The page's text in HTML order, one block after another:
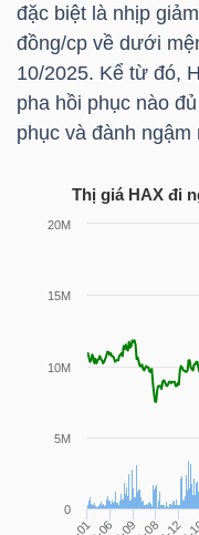
đặc biệt là nhịp
đồng/cp về dưới
10/2025. Kể từ đó,
pha hồi phục nào
phục và đành
Thị giá HAX đi
NGUYÊN
THIẾT